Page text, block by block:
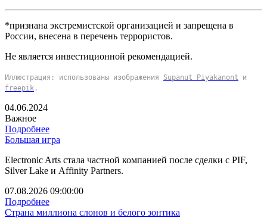
*признана экстремистской организацией и запрещена в
России, внесена в перечень террористов.
Не является инвестиционной рекомендацией.
Иллюстрация: использованы изображения Supanut Piyakanont и
freepik .
04.06.2024
Важное
Подробнее
Большая игра
Electronic Arts стала частной компанией после сделки с PIF,
Silver Lake и Affinity Partners.
07.08.2026 09:00:00
Подробнее
Страна миллиона слонов и белого зонтика